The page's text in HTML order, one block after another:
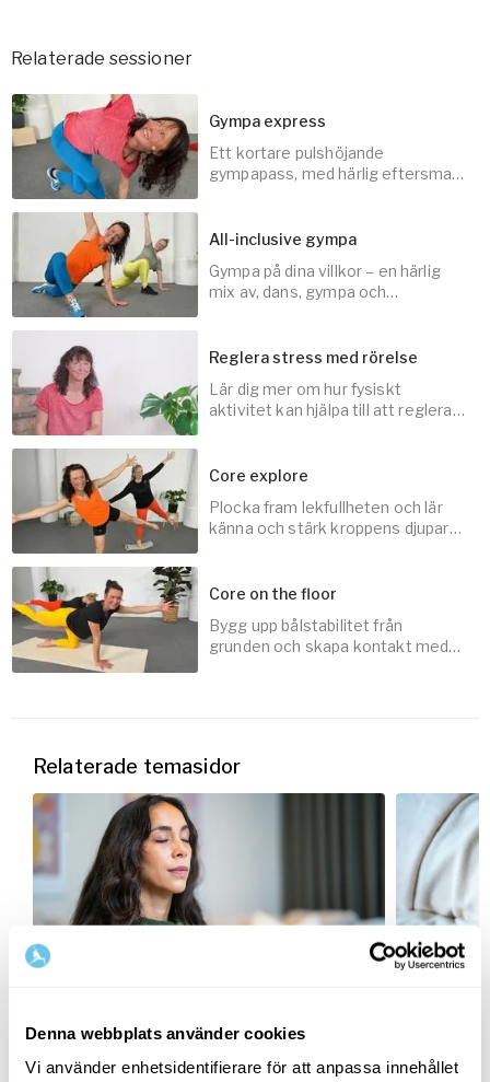
Denna webbplats använder cookies
Vi använder enhetsidentifierare för att anpassa innehållet
Relaterade sessioner
15min
Gympa express
Ett kortare pulshöjande
gympapass, med härlig eftersmak
45min
All-inclusive gympa
Gympa på dina villkor – en härlig
mix av, dans, gympa och
3min
Reglera stress med rörelse
Lär dig mer om hur fysiskt
aktivitet kan hjälpa till att reglera
Core explore
Plocka fram lekfullheten och lär
känna och stärk kroppens djupare
10
Core on the floor
Bygg upp bålstabilitet från
grunden och skapa kontakt med
Relaterade temasidor
Stresshantering – verktyg för
stress & oro